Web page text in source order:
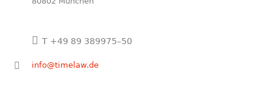
T +49 89 389975–50
info@timelaw.de